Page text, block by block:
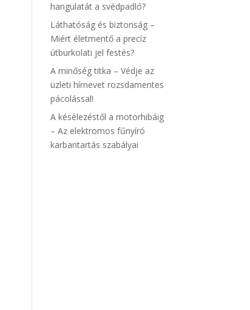
hangulatát a svédpadló?
Láthatóság és biztonság –
Miért életmentő a precíz
útburkolati jel festés?
A minőség titka – Védje az
üzleti hírnevet rozsdamentes
pácolással!
A késélezéstől a motorhibáig
– Az elektromos fűnyíró
karbantartás szabályai